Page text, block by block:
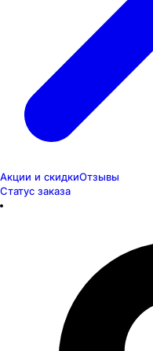
Акции и скидкиОтзывы
Статус заказа